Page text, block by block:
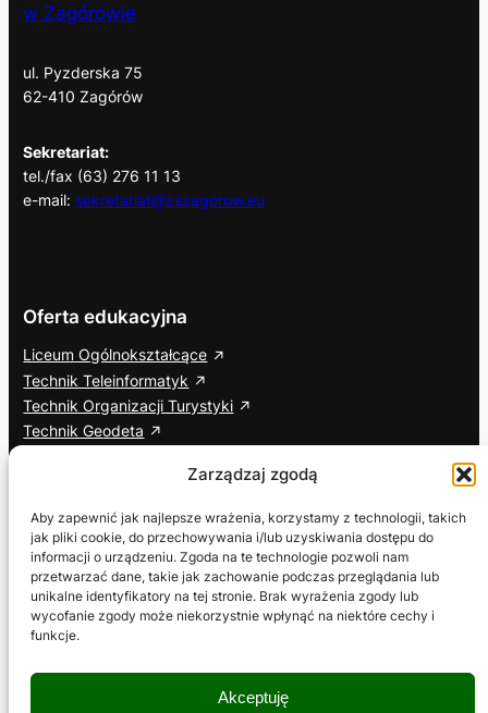
Zarządzaj zgodą
Aby zapewnić jak najlepsze wrażenia, korzystamy z technologii, takich
jak pliki cookie, do przechowywania i/lub uzyskiwania dostępu do
informacji o urządzeniu. Zgoda na te technologie pozwoli nam
przetwarzać dane, takie jak zachowanie podczas przeglądania lub
unikalne identyfikatory na tej stronie. Brak wyrażenia zgody lub
wycofanie zgody może niekorzystnie wpłynąć na niektóre cechy i
funkcje.
Akceptuję
w Zagórowie
ul. Pyzderska 75
62-410 Zagórów
Sekretariat:
tel./fax (63) 276 11 13
e-mail: sekretariat@zszagorow.eu
Oferta edukacyjna
Liceum Ogólnokształcące
Technik Teleinformatyk
Technik Organizacji Turystyki
Technik Geodeta
Cisco Networking Academy
Informacje dodatkowe
ETR – Tekst łatwy do czytania
Deklaracja dostępności
Wniosek o zapewnienie dostępności
Polityka prywatności
Social media
Facebook
YouTube